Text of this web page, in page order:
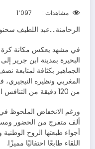
مشاهدات : 1٬097
الرحامنة….عبد اللطيف
في مشهد يعكس مكانة كرة
البحيرة بمدينة ابن جرير
الجماهير بكثافة لمتابعة
المغربي ونظيره
من 120 دقيقة من التنافس القوي.
ورغم الانخفاض الملحوظ
ألف متفرج من الحضور
أجواء طبعتها الروح
اللقاء طابعًا احتفاليًا مميزًا.